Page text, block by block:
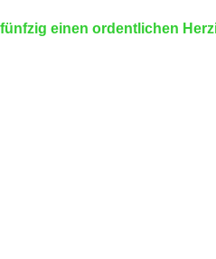
einen ordentlichen